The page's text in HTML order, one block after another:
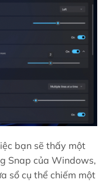
bạn sẽ thấy một
Snap của Windows,
sổ cụ thể chiếm một